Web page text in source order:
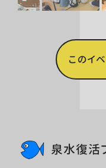
このイ
泉水復活